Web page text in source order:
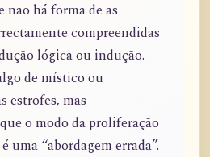
não há forma de as
compreendidas
lógica ou indução.
de místico ou
estrofes, mas
o modo da proliferação
uma “abordagem errada”.